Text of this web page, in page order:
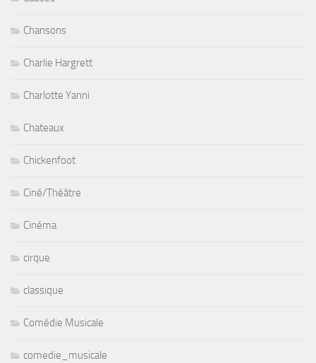
Chansons
Charlie Hargrett
Charlotte Yanni
Chateaux
Chickenfoot
Ciné/Théâtre
Cinéma
cirque
classique
Comédie Musicale
comedie_musicale